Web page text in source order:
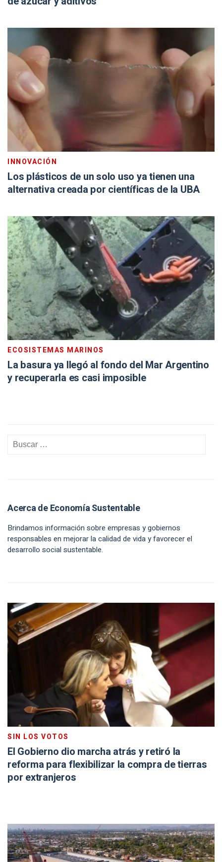
INNOVACIÓN
Los plásticos de un solo uso ya tienen una
alternativa creada por científicas de la UBA
ECOSISTEMAS MARINOS
La basura ya llegó al fondo del Mar Argentino
y recuperarla es casi imposible
Acerca de Economía Sustentable
Brindamos información sobre empresas y gobiernos
responsables en mejorar la calidad de vida y favorecer el
desarrollo social sustentable.
SIN LOS VOTOS
El Gobierno dio marcha atrás y retiró la
reforma para flexibilizar la compra de tierras
por extranjeros